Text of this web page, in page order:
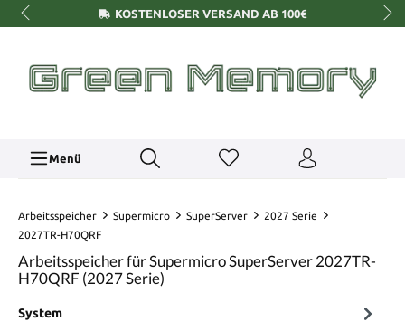
KOSTENLOSER VERSAND AB 100€
Menü
Arbeitsspeicher Supermicro SuperServer
2027 Serie
2027TR-H70QRF
Arbeitsspeicher für Supermicro SuperServer 2027TR-
H70QRF (2027 Serie)
System